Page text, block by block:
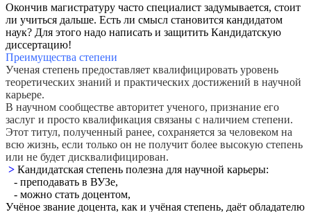
Окончив магистратуру часто специалист задумывается, стоит
ли учиться дальше. Есть ли смысл становится кандидатом
наук? Для этого надо написать и защитить Кандидатскую
диссертацию!
Преимущества степени
Ученая степень предоставляет квалифицировать уровень
теоретических знаний и практических достижений в научной
карьере.
В научном сообществе авторитет ученого, признание его
заслуг и просто квалификация связаны с наличием степени.
Этот титул, полученный ранее, сохраняется за человеком на
всю жизнь, если только он не получит более высокую степень
или не будет дисквалифицирован.
> Кандидатская степень полезна для научной карьеры:
- преподавать в ВУЗе,
- можно стать доцентом,
Учёное звание доцента, как и учёная степень, даёт обладателю